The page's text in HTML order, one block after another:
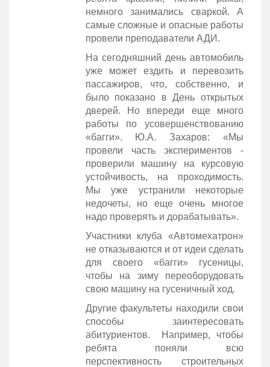
немного занимались сваркой. А
самые сложные и опасные работы
провели преподаватели АДИ.
На сегодняшний день автомобиль
уже может ездить и перевозить
пассажиров, что, собственно, и
было показано в День открытых
дверей. Но впереди еще много
работы по усовершенствованию
«багги». Ю.А. Захаров: «Мы
провели часть экспериментов -
проверили машину на курсовую
устойчивость, на проходимость.
Мы уже устранили некоторые
недочеты, но еще очень многое
надо проверять и дорабатывать».
Участники клуба «Автомехатрон»
не отказываются и от идеи сделать
для своего «багги» гусеницы,
чтобы на зиму переоборудовать
свою машину на гусеничный ход.
Другие факультеты находили свои
способы заинтересовать
абитуриентов. Например, чтобы
ребята поняли всю
перспективность строительных